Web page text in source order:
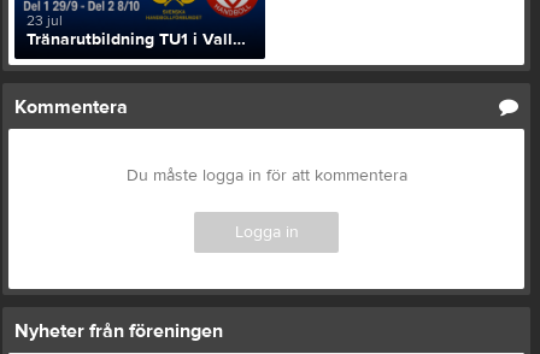
23 jul
Tränarutbildning TU1 i Vallentuna - Anmäl er nu!
Kommentera
Du måste logga in för att kommentera
Logga in
Nyheter från föreningen